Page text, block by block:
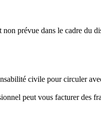
prévue dans le cadre du
civile pour circuler
peut vous facturer des